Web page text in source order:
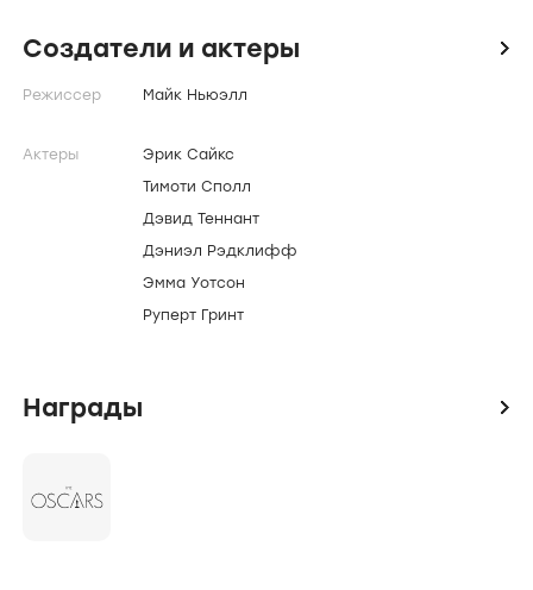
Создатели и актеры icon
Режиссер Майк Ньюэлл
Актеры
Эрик Сайкс
Тимоти Сполл
Дэвид Теннант
Дэниэл Рэдклифф
Эмма Уотсон
Руперт Гринт
Награды icon